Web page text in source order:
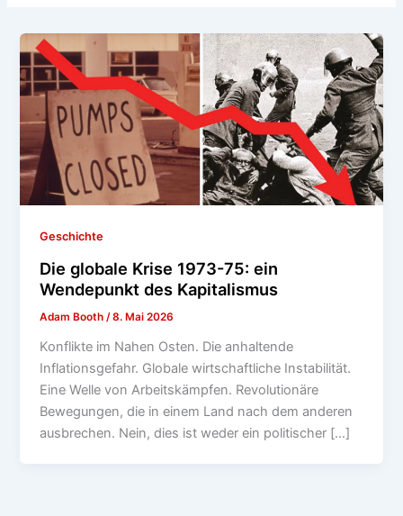
Geschichte
Die globale Krise 1973-75: ein
Wendepunkt des Kapitalismus
Adam Booth/8. Mai 2026
Konflikte im Nahen Osten. Die anhaltende
Inflationsgefahr. Globale wirtschaftliche Instabilität.
Eine Welle von Arbeitskämpfen. Revolutionäre
Bewegungen, die in einem Land nach dem anderen
ausbrechen. Nein, dies ist weder ein politischer […]